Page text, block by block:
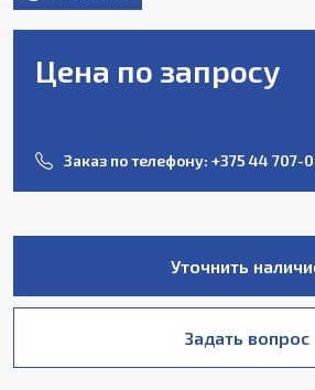
Цена по запросу
Заказ по телефону: +375 44 707-
Уточнить
Задать вопрос